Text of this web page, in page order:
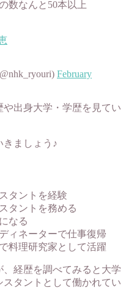
数なんと50本以上
February
出身大学・学歴を見てい
きましょう♪
タントを経験
タントを務める
なる
ィネーターで仕事復帰
料理研究家として活躍
経歴を調べてみると大学
タントとして働かれてい